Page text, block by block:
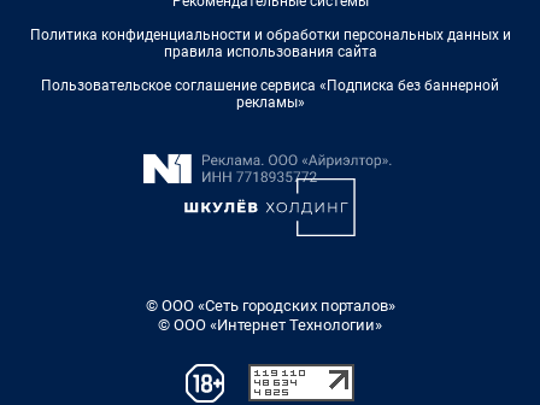
Политика конфиденциальности и обработки персональных данных и
правила использования сайта
Пользовательское соглашение сервиса «Подписка без баннерной
рекламы»
© ООО «Сеть городских порталов»
© ООО «Интернет Технологии»